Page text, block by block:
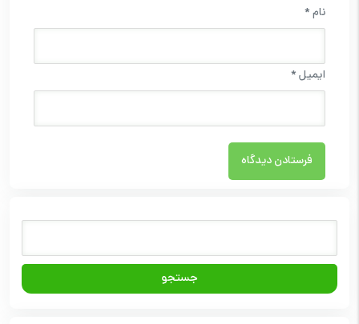
نام*
ایمیل*